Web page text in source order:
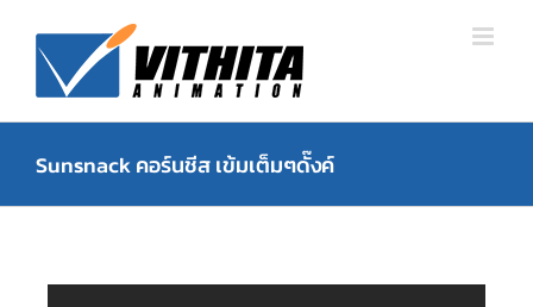
content
Sunsnack คอร์นชีส เข้มเต็มๆดั๊งค์